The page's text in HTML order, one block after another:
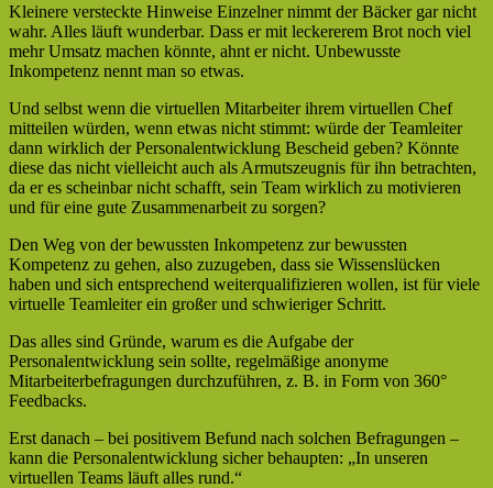
Kleinere versteckte Hinweise Einzelner nimmt der Bäcker gar nicht
wahr. Alles läuft wunderbar. Dass er mit leckererem Brot noch viel
mehr Umsatz machen könnte, ahnt er nicht. Unbewusste
Inkompetenz nennt man so etwas.
Und selbst wenn die virtuellen Mitarbeiter ihrem virtuellen Chef
mitteilen würden, wenn etwas nicht stimmt: würde der Teamleiter
dann wirklich der Personalentwicklung Bescheid geben? Könnte
diese das nicht vielleicht auch als Armutszeugnis für ihn betrachten,
da er es scheinbar nicht schafft, sein Team wirklich zu motivieren
und für eine gute Zusammenarbeit zu sorgen?
Den Weg von der bewussten Inkompetenz zur bewussten
Kompetenz zu gehen, also zuzugeben, dass sie Wissenslücken
haben und sich entsprechend weiterqualifizieren wollen, ist für viele
virtuelle Teamleiter ein großer und schwieriger Schritt.
Das alles sind Gründe, warum es die Aufgabe der
Personalentwicklung sein sollte, regelmäßige anonyme
Mitarbeiterbefragungen durchzuführen, z. B. in Form von 360°
Feedbacks.
Erst danach – bei positivem Befund nach solchen Befragungen –
kann die Personalentwicklung sicher behaupten: „In unseren
virtuellen Teams läuft alles rund.“